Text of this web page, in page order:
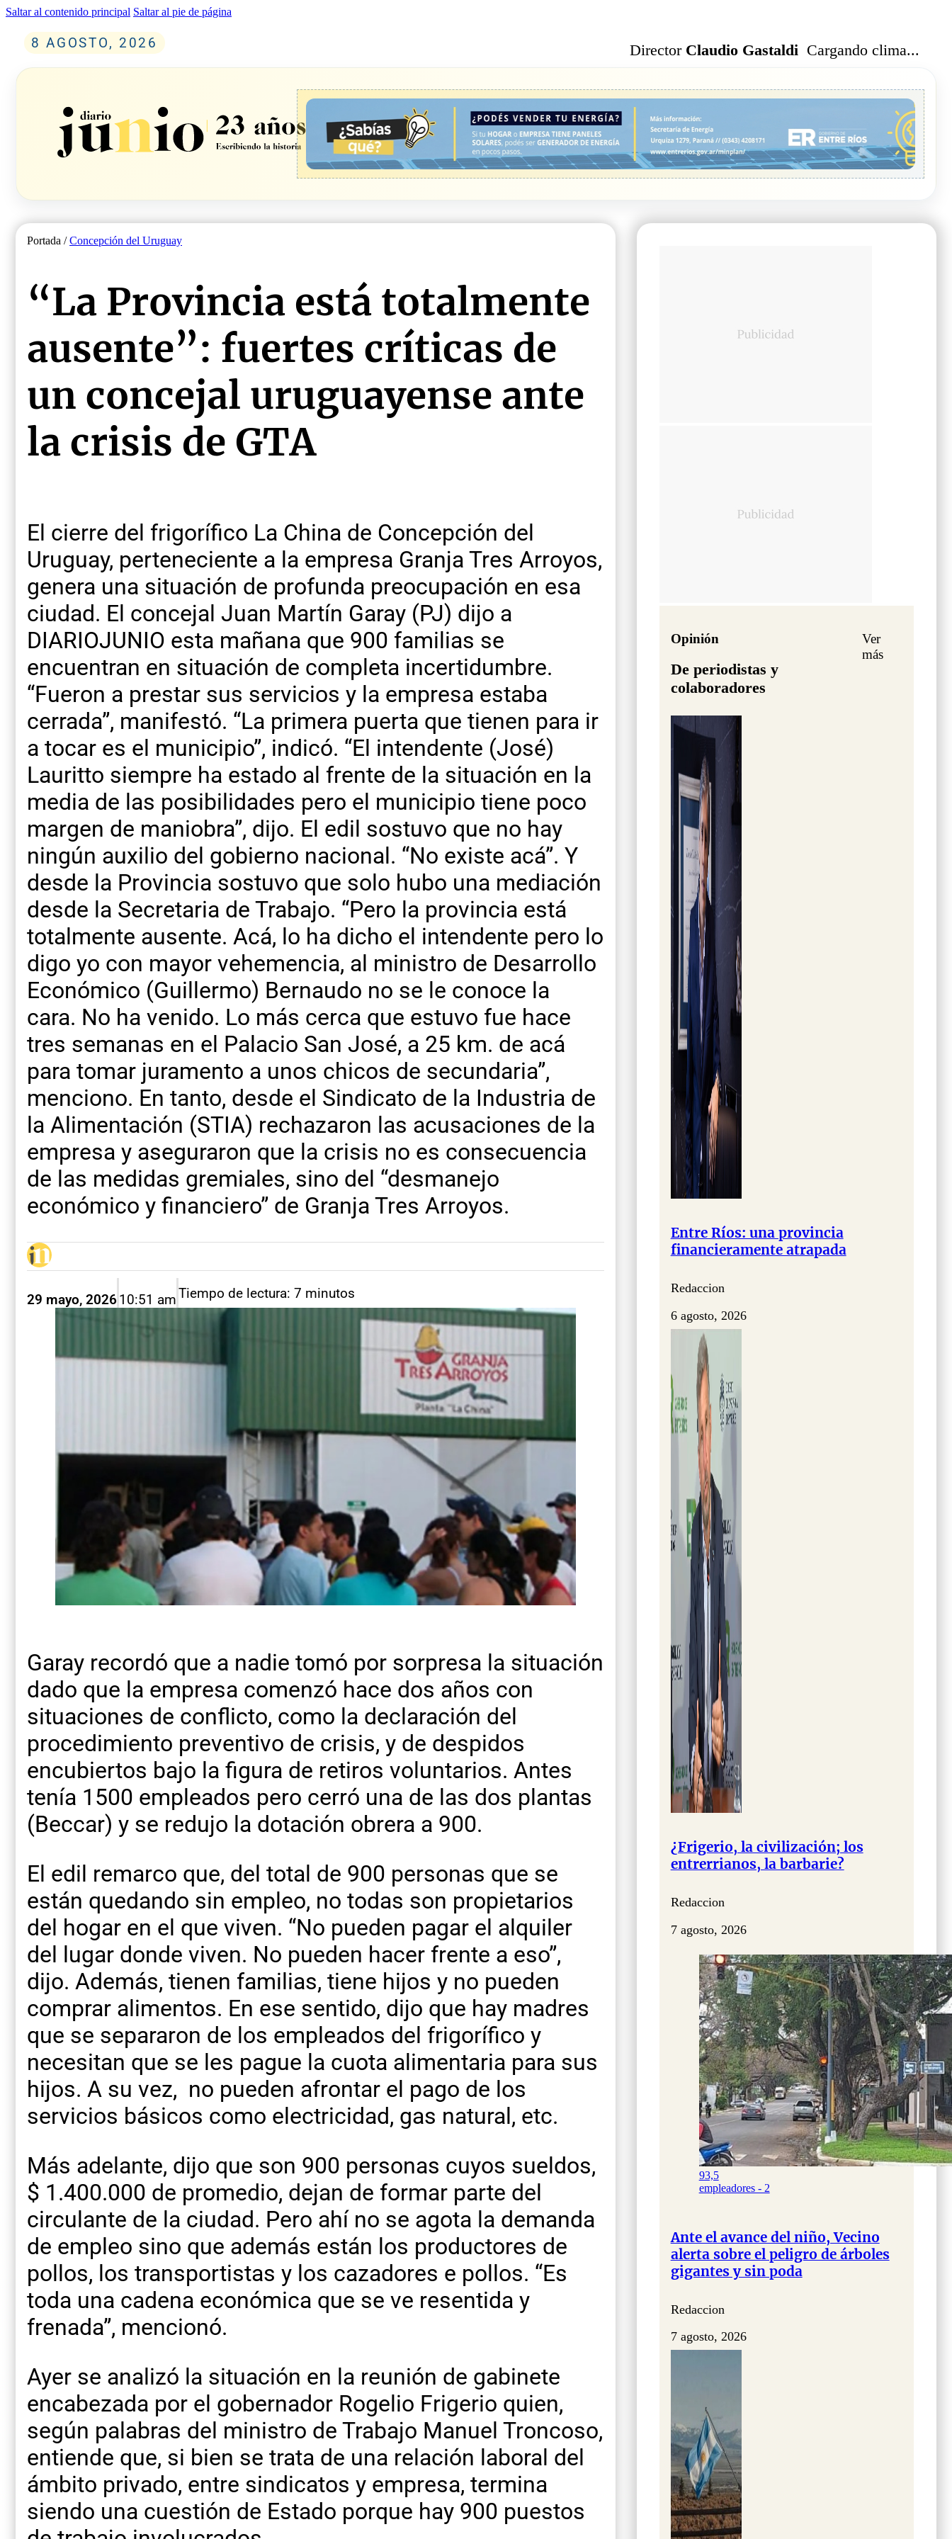
Saltar al contenido principal Saltar al pie de página
8 AGOSTO, 2026 Director Claudio Gastaldi Cargando clima...
Portada /Concepción del Uruguay
“La Provincia está totalmente
ausente”: fuertes críticas de
un concejal uruguayense ante
la crisis de GTA
El cierre del frigorífico La China de Concepción del
Uruguay, perteneciente a la empresa Granja Tres Arroyos,
genera una situación de profunda preocupación en esa
ciudad. El concejal Juan Martín Garay (PJ) dijo a
DIARIOJUNIO esta mañana que 900 familias se
encuentran en situación de completa incertidumbre.
“Fueron a prestar sus servicios y la empresa estaba
cerrada”, manifestó. “La primera puerta que tienen para ir
a tocar es el municipio”, indicó. “El intendente (José)
Lauritto siempre ha estado al frente de la situación en la
media de las posibilidades pero el municipio tiene poco
margen de maniobra”, dijo. El edil sostuvo que no hay
ningún auxilio del gobierno nacional. “No existe acá”. Y
desde la Provincia sostuvo que solo hubo una mediación
desde la Secretaria de Trabajo. “Pero la provincia está
totalmente ausente. Acá, lo ha dicho el intendente pero lo
digo yo con mayor vehemencia, al ministro de Desarrollo
Económico (Guillermo) Bernaudo no se le conoce la
cara. No ha venido. Lo más cerca que estuvo fue hace
tres semanas en el Palacio San José, a 25 km. de acá
para tomar juramento a unos chicos de secundaria”,
menciono. En tanto, desde el Sindicato de la Industria de
la Alimentación (STIA) rechazaron las acusaciones de la
empresa y aseguraron que la crisis no es consecuencia
de las medidas gremiales, sino del “desmanejo
económico y financiero” de Granja Tres Arroyos.
29 mayo, 202610:51 amTiempo de lectura: 7 minutos
Garay recordó que a nadie tomó por sorpresa la situación
dado que la empresa comenzó hace dos años con
situaciones de conflicto, como la declaración del
procedimiento preventivo de crisis, y de despidos
encubiertos bajo la figura de retiros voluntarios. Antes
tenía 1500 empleados pero cerró una de las dos plantas
(Beccar) y se redujo la dotación obrera a 900.
El edil remarco que, del total de 900 personas que se
están quedando sin empleo, no todas son propietarios
del hogar en el que viven. “No pueden pagar el alquiler
del lugar donde viven. No pueden hacer frente a eso”,
dijo. Además, tienen familias, tiene hijos y no pueden
comprar alimentos. En ese sentido, dijo que hay madres
que se separaron de los empleados del frigorífico y
necesitan que se les pague la cuota alimentaria para sus
hijos. A su vez, no pueden afrontar el pago de los
servicios básicos como electricidad, gas natural, etc.
Más adelante, dijo que son 900 personas cuyos sueldos,
$ 1.400.000 de promedio, dejan de formar parte del
circulante de la ciudad. Pero ahí no se agota la demanda
de empleo sino que además están los productores de
pollos, los transportistas y los cazadores e pollos. “Es
toda una cadena económica que se ve resentida y
frenada”, mencionó.
Ayer se analizó la situación en la reunión de gabinete
encabezada por el gobernador Rogelio Frigerio quien,
según palabras del ministro de Trabajo Manuel Troncoso,
entiende que, si bien se trata de una relación laboral del
ámbito privado, entre sindicatos y empresa, termina
siendo una cuestión de Estado porque hay 900 puestos
Opinión
De periodistas y
colaboradores
Ver
más
Entre Ríos: una provincia
financieramente atrapada
Redaccion
6 agosto, 2026
¿Frigerio, la civilización; los
entrerrianos, la barbarie?
Redaccion
7 agosto, 2026
93,5
empleadores - 2
Ante el avance del niño, Vecino
alerta sobre el peligro de árboles
gigantes y sin poda
Redaccion
7 agosto, 2026